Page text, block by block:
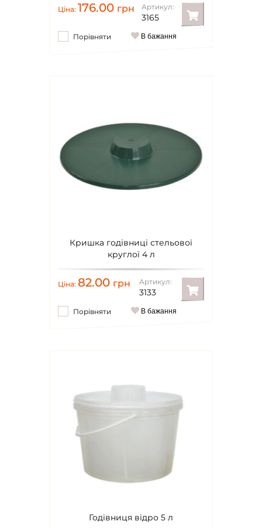
Ціна: 176.00 грн Артикул:
3165
Порівняти В бажання
Кришка годівниці стельової
круглої 4 л
Ціна: 82.00 грн Артикул:
3133
Порівняти В бажання
Годівниця відро 5 л